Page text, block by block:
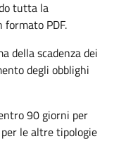
tutta la
PDF.
della scadenza dei
degli obblighi
90 giorni per
le altre tipologie